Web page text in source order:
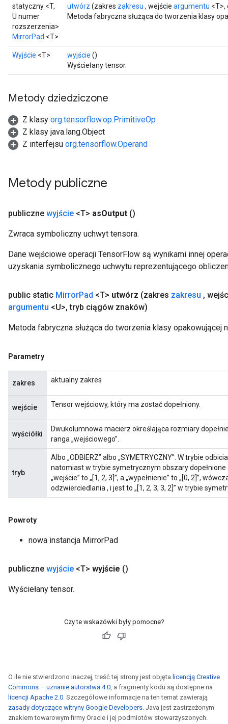
statyczny <T,
U numer
rozszerzenia>
MirrorPad <T>
utwórz (zakres zakresu , wejście argumentu <T>,
Metoda fabryczna służąca do tworzenia klasy
Wyjście <T> wyjście ()
Wyściełany tensor.
Metody dziedziczone
Z klasy org.tensorflow.op.PrimitiveOp
Z klasy java.lang.Object
Z interfejsu org.tensorflow.Operand
Metody publiczne
publiczne wyjście <T> asOutput ()
Zwraca symboliczny uchwyt tensora.
Dane wejściowe operacji TensorFlow są wynikami innej
uzyskania symbolicznego uchwytu reprezentującego
public static MirrorPad <T> utwórz (zakres zakresu ,
argumentu <U>, tryb ciągów znaków)
Metoda fabryczna służąca do tworzenia klasy opakowującej
Parametry
zakres aktualny zakres
wejście Tensor wejściowy, który ma zostać dopełniony.
wyściółki
Dwukolumnowa macierz określająca rozmiary
ranga „wejściowego”.
tryb
Albo „ODBIERZ” albo „SYMETRYCZNY”. W trybie
natomiast w trybie symetrycznym obszary dopełnione
„wejście” to „[1, 2, 3]”, a „wypełnienie” to „[0, 2]”,
odzwierciedlania , i jest to „[1, 2, 3, 3, 2]” w trybie
Powroty
nowa instancja MirrorPad
publiczne wyjście <T> wyjście ()
Wyściełany tensor.
Czy te wskazówki były pomocne?
O ile nie stwierdzono inaczej, treść tej strony jest objęta licencją Creative
Commons – uznanie autorstwa 4.0, a fragmenty kodu są dostępne na
licencji Apache 2.0. Szczegółowe informacje na ten temat zawierają
zasady dotyczące witryny Google Developers. Java jest zastrzeżonym
znakiem towarowym firmy Oracle i jej podmiotów stowarzyszonych.